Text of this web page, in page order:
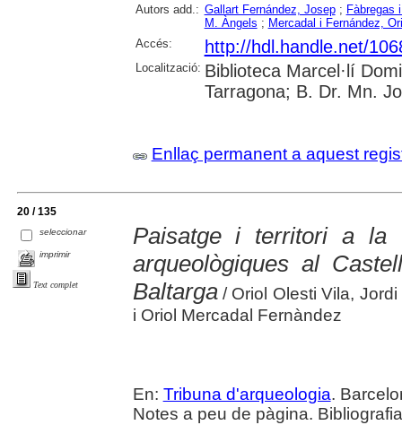
Autors add.: Gallart Fernández, Josep; Fàbregas
M. Àngels ; Mercadal i Fernández,
Accés:
http://hdl.handle.net/
Localització: Biblioteca Marcel·lí
Tarragona; B. Dr. Mn.
Enllaç permanent a aquest
20 / 135
seleccionar
imprimir
Text complet
Paisatge i territori a la
arqueològiques al
Baltarga/ Oriol Olesti Vila,
i Oriol Mercadal Fernàndez
En: Tribuna d'arqueologia.
Notes a peu de pàgina.